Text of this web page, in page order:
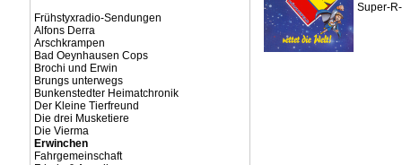
Frühstyxradio-Sendungen
Alfons Derra
Arschkrampen
Bad Oeynhausen Cops
Brochi und Erwin
Brungs unterwegs
Bunkenstedter Heimatchronik
Der Kleine Tierfreund
Die drei Musketiere
Die Vierma
Erwinchen
Fahrgemeinschaft
Super-